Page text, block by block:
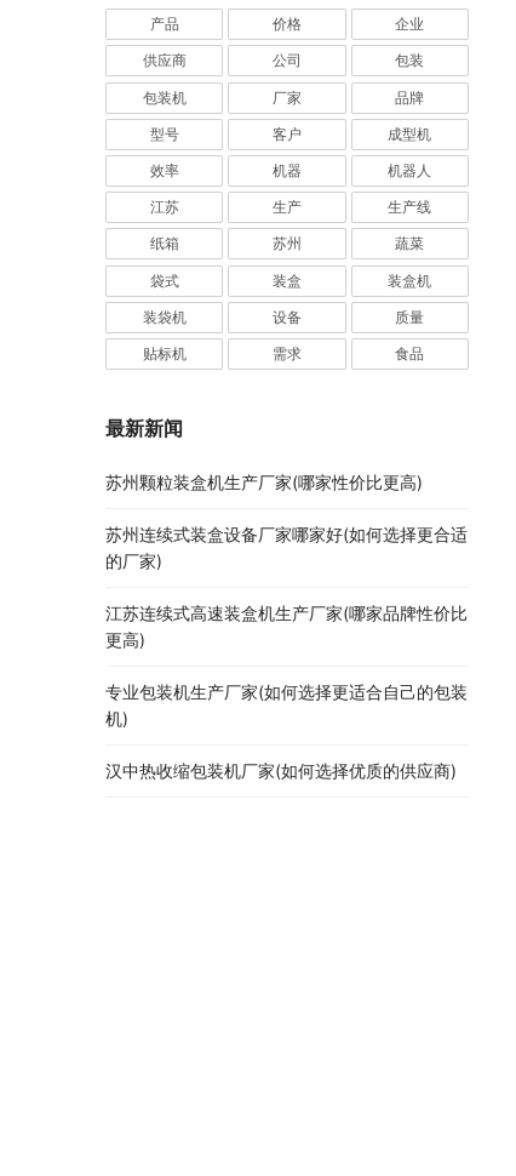
产品 价格 企业
供应商 公司 包装
包装机 厂家 品牌
型号 客户 成型机
效率 机器 机器人
江苏 生产 生产线
纸箱 苏州 蔬菜
袋式 装盒 装盒机
装袋机 设备 质量
贴标机 需求 食品
最新新闻
苏州颗粒装盒机生产厂家(哪家性价比更高)
苏州连续式装盒设备厂家哪家好(如何选择更合适
的厂家)
江苏连续式高速装盒机生产厂家(哪家品牌性价比
更高)
专业包装机生产厂家(如何选择更适合自己的包装
机)
汉中热收缩包装机厂家(如何选择优质的供应商)